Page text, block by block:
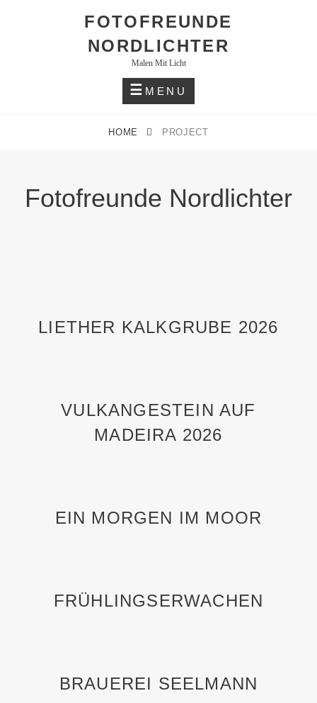
FOTOFREUNDE
NORDLICHTER
Malen Mit Licht
MENU
HOME PROJECT
Fotofreunde Nordlichter
LIETHER KALKGRUBE 2026
VULKANGESTEIN AUF
MADEIRA 2026
EIN MORGEN IM MOOR
FRÜHLINGSERWACHEN
BRAUEREI SEELMANN